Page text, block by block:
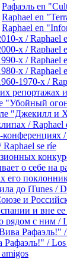
Рафаэль en
Raphael en
Raphael en
х / Raphael
х / Raphael
х / Raphael
х / Raphael
1970-х /
репортажах
"Убойный
"Джекилл и
/ Raphael
/
Raphael se ríe
о себе на
его
до iTunes /
и
и вне ее
рядом с ним /
Рафаэль!"
/ Los